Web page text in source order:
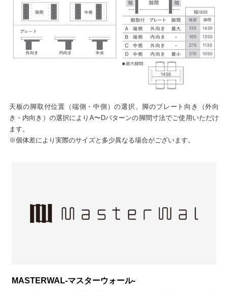
天板の脚取付位置（端側・中側）の選択、脚のプレート向き（外向
き・内向き）の選択によりA〜Dパターンの脚間寸法でご使用いただけ
ます。
※個体差により実際のサイズと多少異なる場合がございます。
MASTERWAL-マスターウォール-